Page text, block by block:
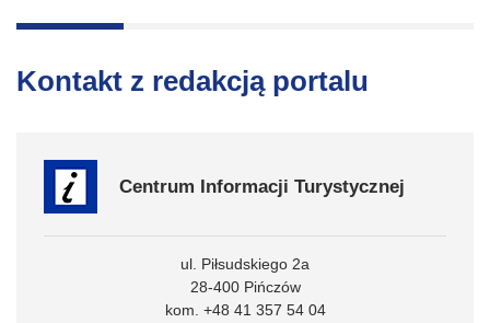
Kontakt z redakcją portalu
Centrum Informacji Turystycznej
ul. Piłsudskiego 2a
28-400 Pińczów
kom. +48 41 357 54 04